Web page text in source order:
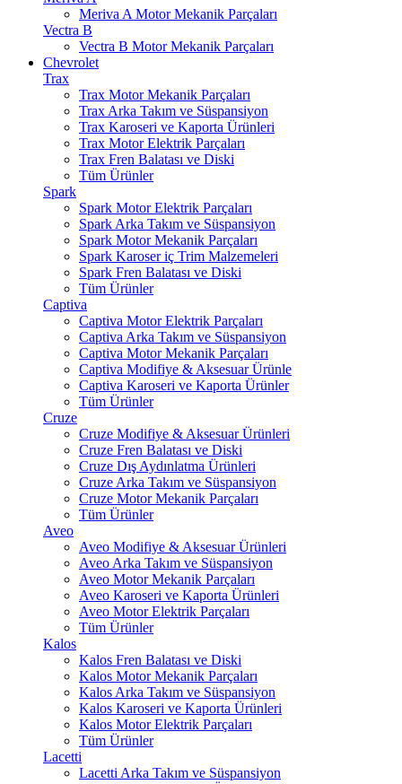
Meriva A Motor Mekanik Parçaları
Vectra B
Vectra B Motor Mekanik Parçaları
Chevrolet
Trax
Trax Motor Mekanik Parçaları
Trax Arka Takım ve Süspansiyon
Trax Karoseri ve Kaporta Ürünleri
Trax Motor Elektrik Parçaları
Trax Fren Balatası ve Diski
Tüm Ürünler
Spark
Spark Motor Elektrik Parçaları
Spark Arka Takım ve Süspansiyon
Spark Motor Mekanik Parçaları
Spark Karoser iç Trim Malzemeleri
Spark Fren Balatası ve Diski
Tüm Ürünler
Captiva
Captiva Motor Elektrik Parçaları
Captiva Arka Takım ve Süspansiyon
Captiva Motor Mekanik Parçaları
Captiva Modifiye & Aksesuar Ürünle
Captiva Karoseri ve Kaporta Ürünler
Tüm Ürünler
Cruze
Cruze Modifiye & Aksesuar Ürünleri
Cruze Fren Balatası ve Diski
Cruze Dış Aydınlatma Ürünleri
Cruze Arka Takım ve Süspansiyon
Cruze Motor Mekanik Parçaları
Tüm Ürünler
Aveo
Aveo Modifiye & Aksesuar Ürünleri
Aveo Arka Takım ve Süspansiyon
Aveo Motor Mekanik Parçaları
Aveo Karoseri ve Kaporta Ürünleri
Aveo Motor Elektrik Parçaları
Tüm Ürünler
Kalos
Kalos Fren Balatası ve Diski
Kalos Motor Mekanik Parçaları
Kalos Arka Takım ve Süspansiyon
Kalos Karoseri ve Kaporta Ürünleri
Kalos Motor Elektrik Parçaları
Tüm Ürünler
Lacetti
Lacetti Arka Takım ve Süspansiyon